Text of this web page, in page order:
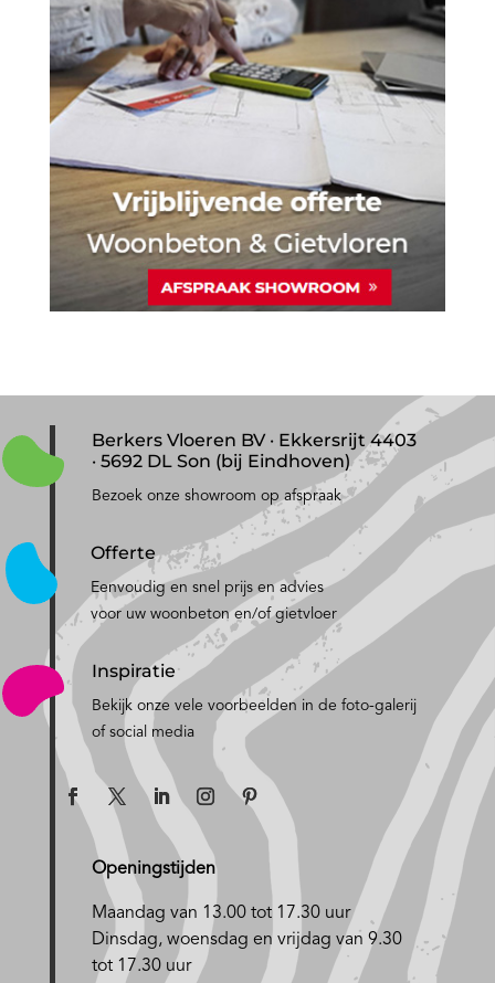
Berkers Vloeren BV · Ekkersrijt 4403
· 5692 DL Son (bij Eindhoven)
Bezoek onze showroom op afspraak
Offerte
Eenvoudig en snel prijs en advies
voor uw woonbeton en/of gietvloer
Inspiratie
Bekijk onze vele voorbeelden in de foto-galerij
of social media
Openingstijden
Maandag van 13.00 tot 17.30 uur
Dinsdag, woensdag en vrijdag van 9.30
tot 17.30 uur